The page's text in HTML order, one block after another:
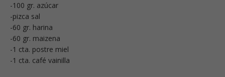
-100 gr. azúcar
-pizca sal
-60 gr. harina
-60 gr. maizena
-1 cta. postre miel
-1 cta. café vainilla